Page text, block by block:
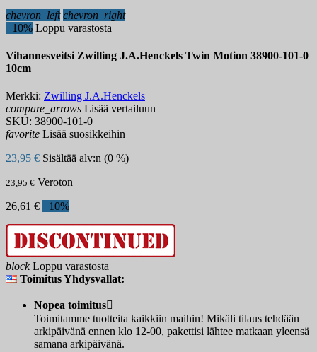
chevron_left chevron_right
−10% Loppu varastosta
Vihannesveitsi Zwilling J.A.Henckels Twin Motion 38900-101-0
10cm
Merkki: Zwilling J.A.Henckels
compare_arrows Lisää vertailuun
SKU: 38900-101-0
favorite Lisää suosikkeihin
23,95 € Sisältää alv:n (0 %)
23,95 € Veroton
26,61 € −10%
blockLoppu varastosta
Toimitus Yhdysvallat:
Nopea toimitus
Toimitamme tuotteita kaikkiin maihin! Mikäli tilaus tehdään
arkipäivänä ennen klo 12-00, pakettisi lähtee matkaan yleensä
samana arkipäivänä.